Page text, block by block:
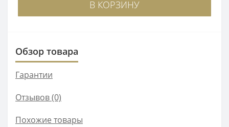
В КОРЗИНУ
Обзор товара
Гарантии
Отзывов (0)
Похожие товары